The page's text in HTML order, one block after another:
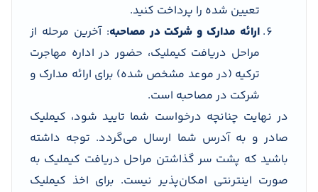
تعیین شده را پرداخت کنید.
ارائه مدارک و شرکت در مصاحبه: آخرین مرحله از
مراحل دریافت کیملیک، حضور در اداره مهاجرت
ترکیه (در موعد مشخص شده) برای ارائه مدارک و
شرکت در مصاحبه است.
در نهایت چنانچه درخواست شما تایید شود، کیملیک
صادر و به آدرس شما ارسال می‌گردد. توجه داشته
باشید که پشت سر گذاشتن مراحل دریافت کیملیک به
صورت اینترنتی امکان‌پذیر نیست. برای اخذ کیملیک